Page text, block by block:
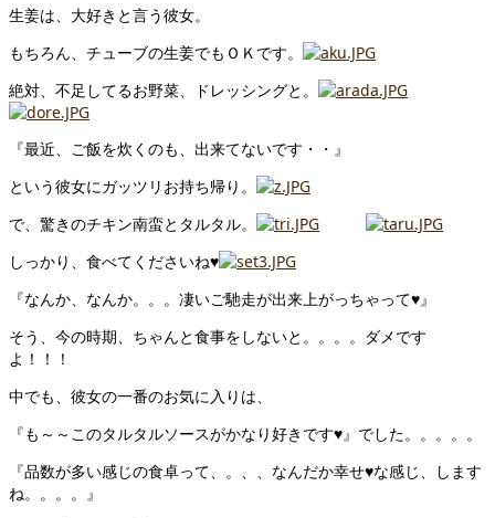
生姜は、大好きと言う彼女。
もちろん、チューブの生姜でもＯＫです。
絶対、不足してるお野菜、ドレッシングと。
『最近、ご飯を炊くのも、出来てないです・・』
という彼女にガッツリお持ち帰り。
で、驚きのチキン南蛮とタルタル。
しっかり、食べてくださいね♥
『なんか、なんか。。。凄いご馳走が出来上がっちゃって♥』
そう、今の時期、ちゃんと食事をしないと。。。。ダメです
よ！！！
中でも、彼女の一番のお気に入りは、
『も～～このタルタルソースがかなり好きです♥』でした。。。。。
『品数が多い感じの食卓って、。、、なんだか幸せ♥な感じ、します
ね。。。。』